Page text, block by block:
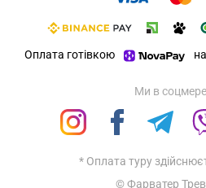
Оплата готівкою
Ми в
* Оплата туру
© Фарватер